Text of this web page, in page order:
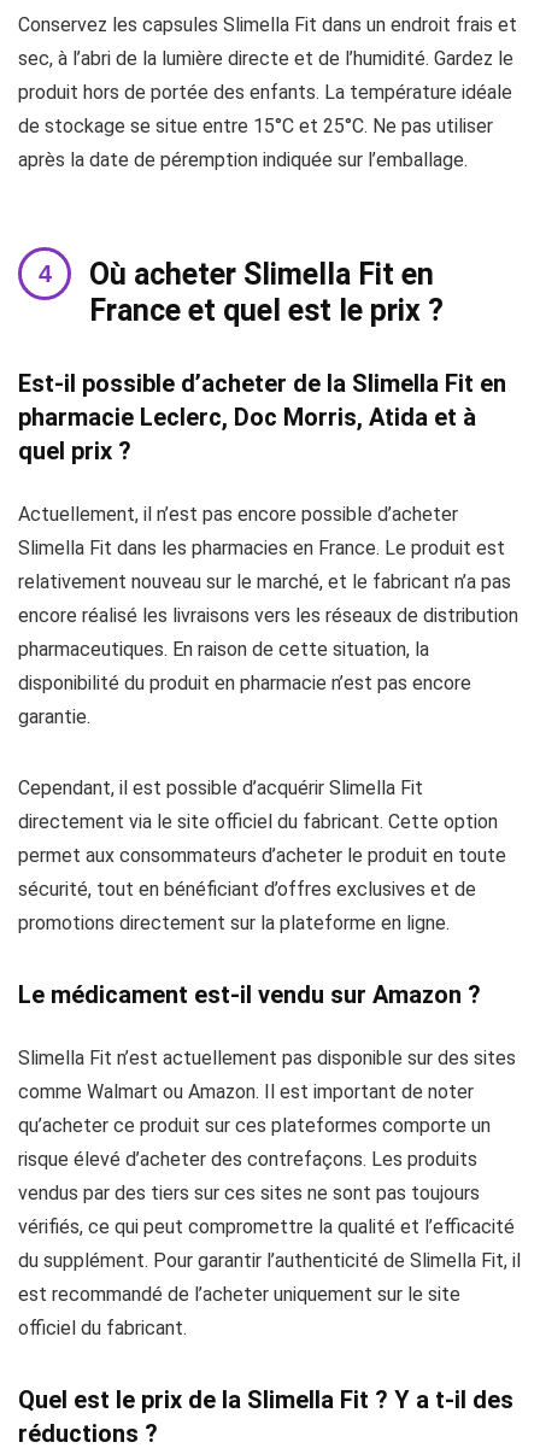
Conservez les capsules Slimella Fit dans un endroit frais et
sec, à l’abri de la lumière directe et de l’humidité. Gardez le
produit hors de portée des enfants. La température idéale
de stockage se situe entre 15°C et 25°C. Ne pas utiliser
après la date de péremption indiquée sur l’emballage.
Où acheter Slimella Fit en
France et quel est le prix ?
Est-il possible d’acheter de la Slimella Fit en
pharmacie Leclerc, Doc Morris, Atida et à
quel prix ?
Actuellement, il n’est pas encore possible d’acheter
Slimella Fit dans les pharmacies en France. Le produit est
relativement nouveau sur le marché, et le fabricant n’a pas
encore réalisé les livraisons vers les réseaux de distribution
pharmaceutiques. En raison de cette situation, la
disponibilité du produit en pharmacie n’est pas encore
garantie.
Cependant, il est possible d’acquérir Slimella Fit
directement via le site officiel du fabricant. Cette option
permet aux consommateurs d’acheter le produit en toute
sécurité, tout en bénéficiant d’offres exclusives et de
promotions directement sur la plateforme en ligne.
Le médicament est-il vendu sur Amazon ?
Slimella Fit n’est actuellement pas disponible sur des sites
comme Walmart ou Amazon. Il est important de noter
qu’acheter ce produit sur ces plateformes comporte un
risque élevé d’acheter des contrefaçons. Les produits
vendus par des tiers sur ces sites ne sont pas toujours
vérifiés, ce qui peut compromettre la qualité et l’efficacité
du supplément. Pour garantir l’authenticité de Slimella Fit, il
est recommandé de l’acheter uniquement sur le site
officiel du fabricant.
Quel est le prix de la Slimella Fit ? Y a t-il des
réductions ?